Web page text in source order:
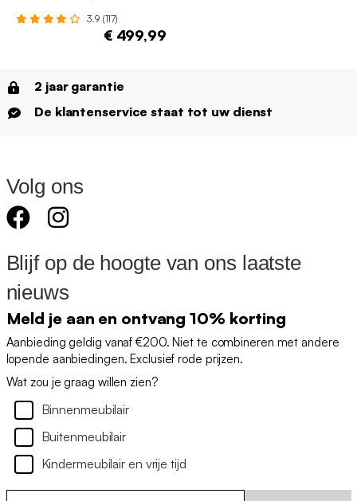
3.9 (117)
€ 499,99
2 jaar garantie
De klantenservice staat tot uw dienst
Volg ons
Blijf op de hoogte van ons laatste
nieuws
Meld je aan en ontvang 10% korting
Aanbieding geldig vanaf €200. Niet te combineren met andere
lopende aanbiedingen. Exclusief rode prijzen.
Wat zou je graag willen zien?
Binnenmeubilair
Buitenmeubilair
Kindermeubilair en vrije tijd